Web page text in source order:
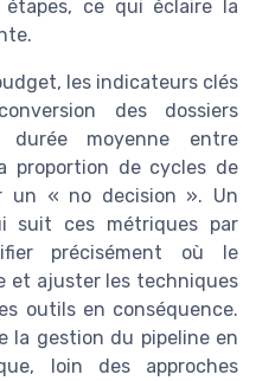
ce qui éclaire la
les indicateurs clés
des dossiers
moyenne entre
proportion de cycles de
un « no decision ». Un
suit ces métriques par
précisément où le
et ajuster les techniques
outils en conséquence.
la gestion du pipeline en
loin des approches